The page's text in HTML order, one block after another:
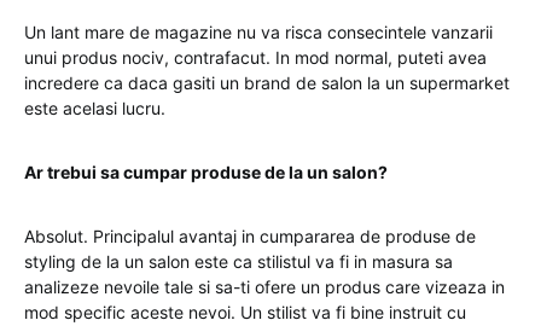
Un lant mare de magazine nu va risca consecintele vanzarii
unui produs nociv, contrafacut. In mod normal, puteti avea
incredere ca daca gasiti un brand de salon la un supermarket
este acelasi lucru.
Ar trebui sa cumpar produse de la un salon?
Absolut. Principalul avantaj in cumpararea de produse de
styling de la un salon este ca stilistul va fi in masura sa
analizeze nevoile tale si sa-ti ofere un produs care vizeaza in
mod specific aceste nevoi. Un stilist va fi bine instruit cu